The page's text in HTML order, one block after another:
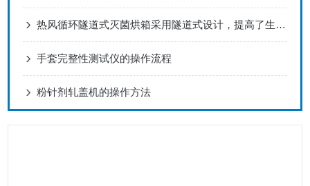
热风循环隧道式灭菌烘箱采用隧道式设计，提高了生产效率
手套完整性测试仪的操作流程
粉针剂轧盖机的操作方法